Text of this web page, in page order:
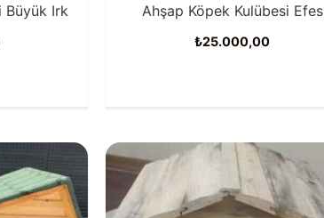
Büyük Irk Ahşap Köpek Kulübesi Efes
₺25.000,00